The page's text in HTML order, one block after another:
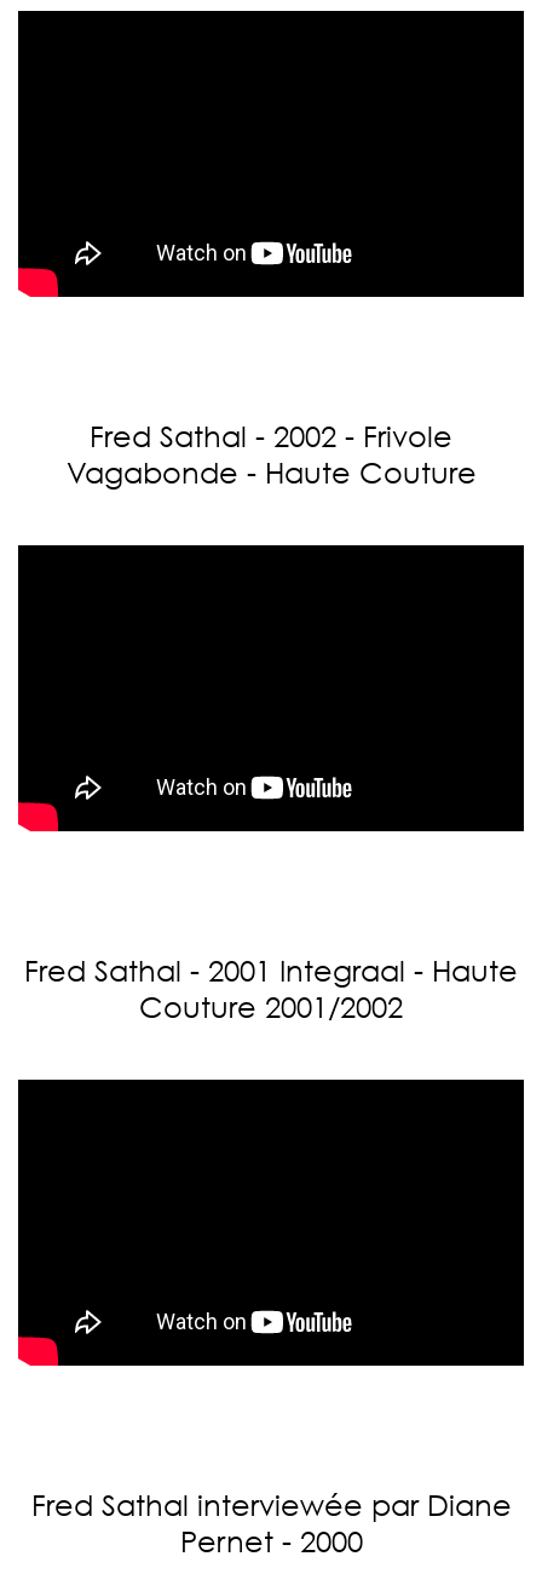
Fred Sathal - 2002 - Frivole
Vagabonde - Haute Couture
Fred Sathal - 2001 Integraal - Haute
Couture 2001/2002
Fred Sathal interviewée par Diane
Pernet - 2000